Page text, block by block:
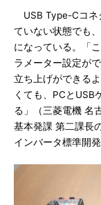
USB Type-Cコネ
ていない状態でも
になっている。「
ラメーター設定が
立ち上げができる
くても、PCとUSB
る」（三菱電機 名
基本発課 第二課長
インバータ標準開発